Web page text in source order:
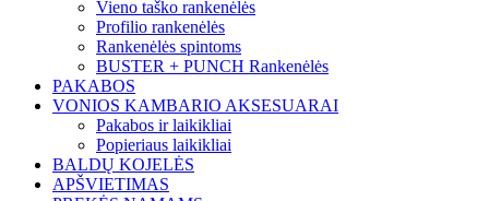
Vieno taško rankenėlės
Profilio rankenėlės
Rankenėlės spintoms
BUSTER + PUNCH Rankenėlės
PAKABOS
VONIOS KAMBARIO AKSESUARAI
Pakabos ir laikikliai
Popieriaus laikikliai
BALDŲ KOJELĖS
APŠVIETIMAS